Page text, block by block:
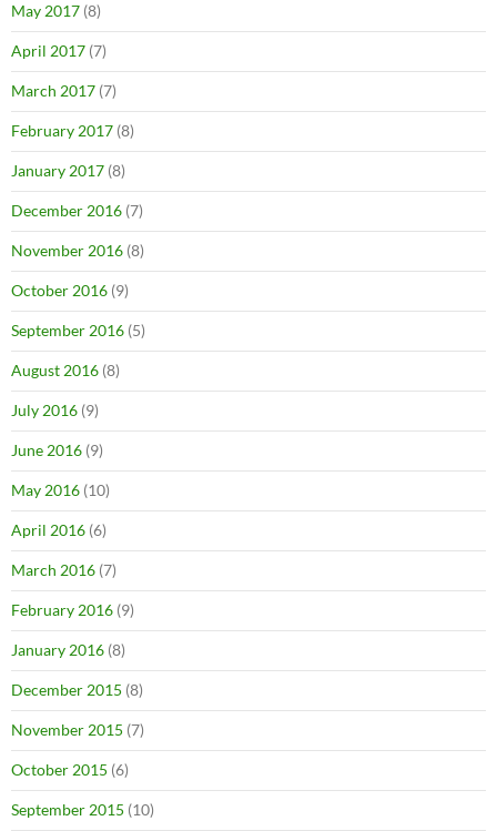
May 2017 (8)
April 2017 (7)
March 2017 (7)
February 2017 (8)
January 2017 (8)
December 2016 (7)
November 2016 (8)
October 2016 (9)
September 2016 (5)
August 2016 (8)
July 2016 (9)
June 2016 (9)
May 2016 (10)
April 2016 (6)
March 2016 (7)
February 2016 (9)
January 2016 (8)
December 2015 (8)
November 2015 (7)
October 2015 (6)
September 2015 (10)